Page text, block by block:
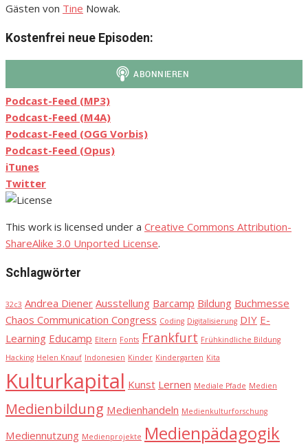
Gästen von Tine Nowak.
Kostenfrei neue Episoden:
Podcast-Feed (MP3)
Podcast-Feed (M4A)
Podcast-Feed (OGG Vorbis)
Podcast-Feed (Opus)
iTunes
Twitter
This work is licensed under a Creative Commons Attribution-
ShareAlike 3.0 Unported License.
Schlagwörter
32c3 Andrea Diener Ausstellung Barcamp Bildung Buchmesse
Chaos Communication Congress Coding Digitalisierung DIY E-
Learning Educamp Eltern Fonts Frankfurt Frühkindliche Bildung
Hacking Helen Knauf Indonesien Kinder Kindergarten Kita
Kulturkapital Kunst Lernen Mediale Pfade Medien
Medienbildung Medienhandeln Medienkulturforschung
Mediennutzung Medienprojekte Medienpädagogik